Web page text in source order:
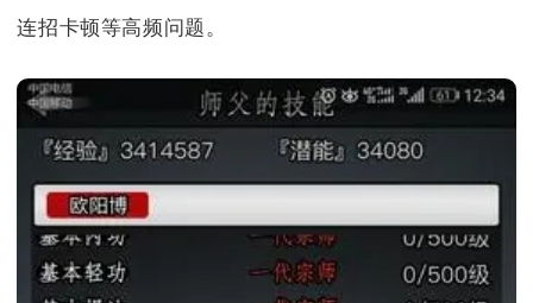
连招卡顿等高频问题。